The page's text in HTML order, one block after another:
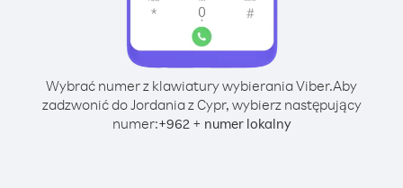
Wybrać numer z klawiatury wybierania Viber.Aby
zadzwonić do Jordania z Cypr, wybierz następujący
numer:+962+ numer lokalny